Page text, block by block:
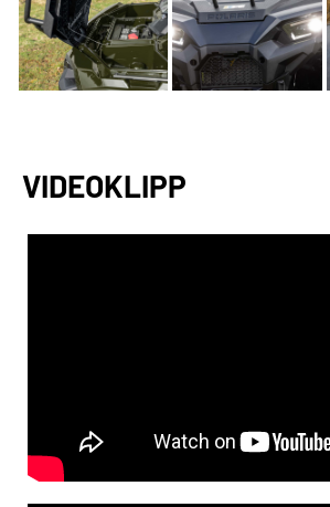
VIDEOKLIPP